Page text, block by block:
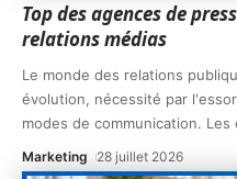
Top des agences de
relations médias
Le monde des relations
évolution, nécessité par
modes de communication.
Marketing 28 juillet 2026